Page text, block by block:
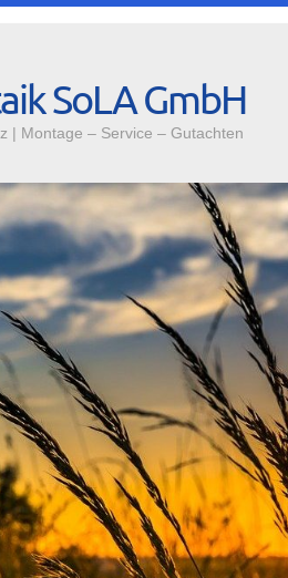
SoLA GmbH
| Montage – Service – Gutachten